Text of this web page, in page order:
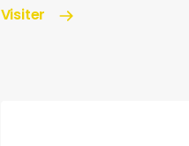
Visiter